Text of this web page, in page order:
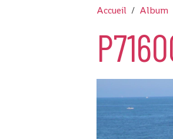
Accueil Album